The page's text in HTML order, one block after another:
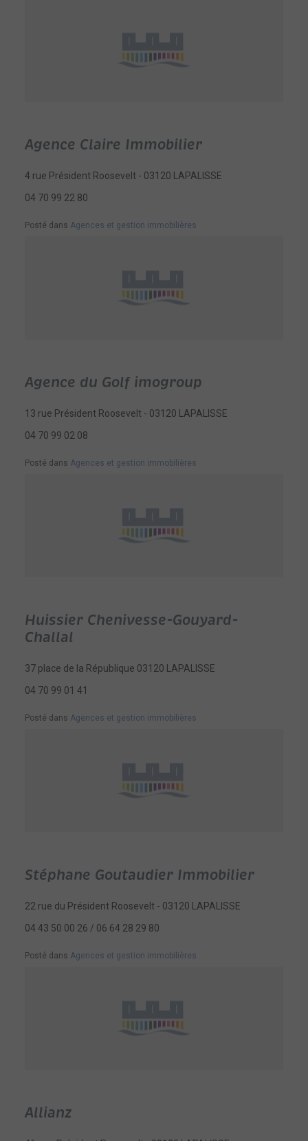
Agence Claire Immobilier
4 rue Président Roosevelt - 03120 LAPALISSE
04 70 99 22 80
Posté dans Agences et gestion immobilières
Agence du Golf imogroup
13 rue Président Roosevelt - 03120 LAPALISSE
04 70 99 02 08
Posté dans Agences et gestion immobilières
Huissier Chenivesse-Gouyard-
Challal
37 place de la République 03120 LAPALISSE
04 70 99 01 41
Posté dans Agences et gestion immobilières
Stéphane Goutaudier Immobilier
22 rue du Président Roosevelt - 03120 LAPALISSE
04 43 50 00 26 / 06 64 28 29 80
Posté dans Agences et gestion immobilières
Allianz